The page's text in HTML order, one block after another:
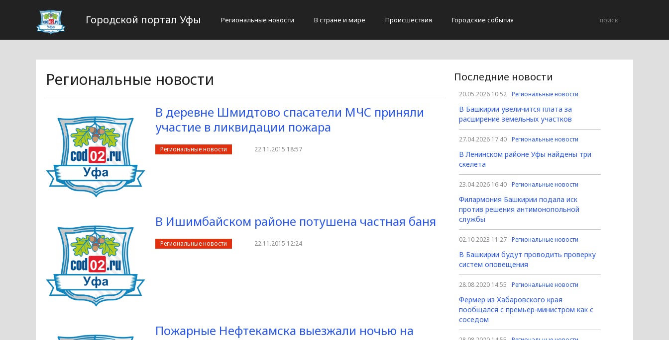
Городской портал Уфы Региональные новости В стране и мире Происшествия Городские события
Региональные новости
В деревне Шмидтово спасатели МЧС приняли
участие в ликвидации пожара
Региональные новости 22.11.2015 18:57
В Ишимбайском районе потушена частная баня
Региональные новости 22.11.2015 12:24
Пожарные Нефтекамска выезжали ночью на
Последние новости
20.05.2026 10:52 Региональные новости
В Башкирии увеличится плата за
расширение земельных участков
27.04.2026 17:40 Региональные новости
В Ленинском районе Уфы найдены три
скелета
23.04.2026 16:40 Региональные новости
Филармония Башкирии подала иск
против решения антимонопольной
службы
02.10.2023 11:27 Региональные новости
В Башкирии будут проводить проверку
систем оповещения
28.08.2020 14:55 Региональные новости
Фермер из Хабаровского края
пообщался с премьер-министром как с
соседом